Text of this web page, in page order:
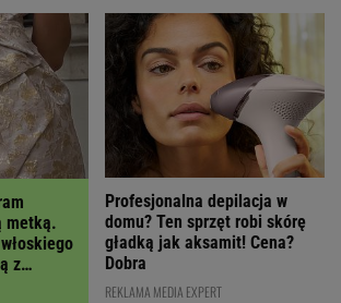
metką.
z
Profesjonalna depilacja w
domu? Ten sprzęt robi skórę
gładką jak aksamit! Cena?
Dobra
REKLAMA MEDIA EXPERT